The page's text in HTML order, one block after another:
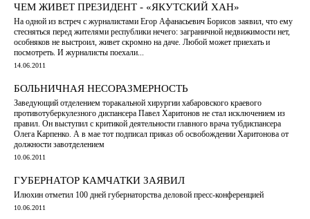
ЧЕМ ЖИВЕТ ПРЕЗИДЕНТ - «ЯКУТСКИЙ ХАН»
На одной из встреч с журналистами Егор Афанасьевич Борисов заявил, что ему
стесняться перед жителями республики нечего: заграничной недвижимости нет,
особняков не выстроил, живет скромно на даче. Любой может приехать и
посмотреть. И журналисты поехали...
14.06.2011
БОЛЬНИЧНАЯ НЕСОРАЗМЕРНОСТЬ
Заведующий отделением торакальной хирургии хабаровского краевого
противотуберкулезного диспансера Павел Харитонов не стал исключением из
правил. Он выступил с критикой деятельности главного врача тубдиспансера
Олега Карпенко. А в мае тот подписал приказ об освобождении Харитонова от
должности завотделением
10.06.2011
ГУБЕРНАТОР КАМЧАТКИ ЗАЯВИЛ
Илюхин отметил 100 дней губернаторства деловой пресс-конференцией
10.06.2011